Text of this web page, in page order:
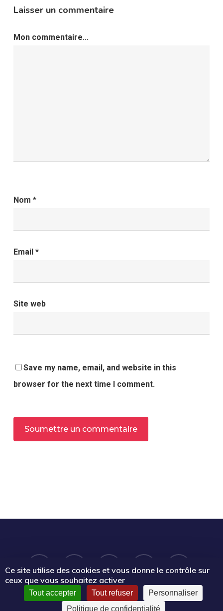
Laisser un commentaire
Mon commentaire...
Nom *
Email *
Site web
Save my name, email, and website in this
browser for the next time I comment.
twitter facebook linkedin phone email
Ce site utilise des cookies et vous donne le contrôle sur
ceux que vous souhaitez activer
Tout accepter Tout refuser
Personnaliser
Politique de confidentialité